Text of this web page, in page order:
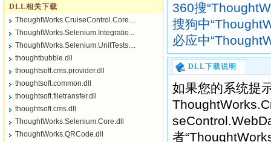
360搜
搜狗中
必应中
DLL下载说明
如果您的系统提
者
DLL相关下载
ThoughtWorks.CruiseControl.Core....
ThoughtWorks.Selenium.Integratio...
ThoughtWorks.Selenium.UnitTests....
thoughtbubble.dll
thoughtsoft.cms.provider.dll
thoughtsoft.common.dll
thoughtsoft.filetransfer.dll
thoughtsoft.cms.dll
ThoughtWorks.Selenium.Core.dll
ThoughtWorks.QRCode.dll